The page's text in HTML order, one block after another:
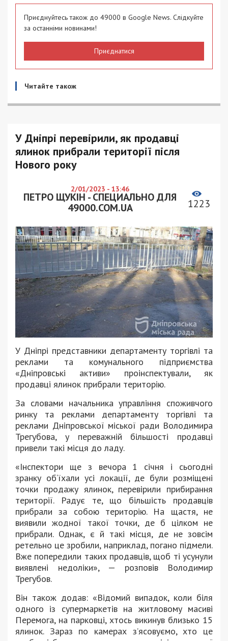
Приєднуйтесь також до 49000 в Google News. Слідкуйте
за останніми новинами!
Приєднатися
Читайте також
У Дніпрі перевірили, як продавці
ялинок прибрали території після
Нового року
2/01/2023 - 13:46
ПЕТРО ЩУКІН - СПЕЦИАЛЬНО ДЛЯ
49000.COM.UA
1223
У Дніпрі представники департаменту торгівлі та
реклами та комунального підприємства
«Дніпровські активи» проінспектували, як
продавці ялинок прибрали територію.
За словами начальника управління споживчого
ринку та реклами департаменту торгівлі та
реклами Дніпровської міської ради Володимира
Трегубова, у переважній більшості продавці
привели такі місця до ладу.
«Інспектори ще з вечора 1 січня і сьогодні
зранку об‘їхали усі локації, де були розміщені
точки продажу ялинок, перевірили прибирання
території. Радує те, що більшість продавців
прибрали за собою територію. На щастя, не
виявили жодної такої точки, де б цілком не
прибрали. Однак, є й такі місця, де не зовсім
ретельно це зробили, наприклад, погано підмели.
Вже попередили таких продавців, щоб ті усунули
виявлені недоліки», — розповів Володимир
Трегубов.
Він також додав: «Відомий випадок, коли біля
одного із супермаркетів на житловому масиві
Перемога, на парковці, хтось викинув близько 15
ялинок. Зараз по камерах з’ясовуємо, хто це